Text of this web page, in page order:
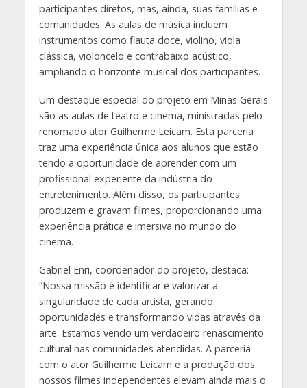
participantes diretos, mas, ainda, suas famílias e
comunidades. As aulas de música incluem
instrumentos como flauta doce, violino, viola
clássica, violoncelo e contrabaixo acústico,
ampliando o horizonte musical dos participantes.
Um destaque especial do projeto em Minas Gerais
são as aulas de teatro e cinema, ministradas pelo
renomado ator Guilherme Leicam. Esta parceria
traz uma experiência única aos alunos que estão
tendo a oportunidade de aprender com um
profissional experiente da indústria do
entretenimento. Além disso, os participantes
produzem e gravam filmes, proporcionando uma
experiência prática e imersiva no mundo do
cinema.
Gabriel Enri, coordenador do projeto, destaca:
“Nossa missão é identificar e valorizar a
singularidade de cada artista, gerando
oportunidades e transformando vidas através da
arte. Estamos vendo um verdadeiro renascimento
cultural nas comunidades atendidas. A parceria
com o ator Guilherme Leicam e a produção dos
nossos filmes independentes elevam ainda mais o